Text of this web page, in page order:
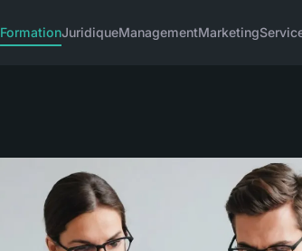
FormationJuridiqueManagementMarketing